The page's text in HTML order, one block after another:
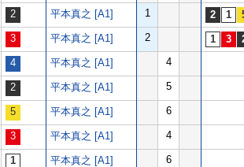
平本真之 [A1] 1
平本真之 [A1] 2
平本真之 [A1] 4
平本真之 [A1] 5
平本真之 [A1] 6
平本真之 [A1] 4
平本真之 [A1] 6